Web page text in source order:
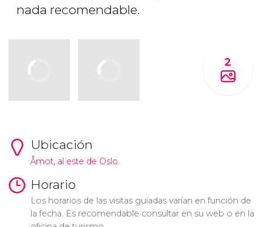
nada recomendable.
2
Ubicación
Åmot, al este de Oslo.
Horario
Los horarios de las visitas guiadas varían en función de
la fecha. Es recomendable consultar en su web o en la